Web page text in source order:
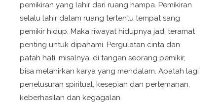
pemikiran yang lahir dari ruang hampa. Pemikiran
selalu lahir dalam ruang tertentu tempat sang
pemikir hidup. Maka riwayat hidupnya jadi teramat
penting untuk dipahami. Pergulatan cinta dan
patah hati, misalnya, di tangan seorang pemikir,
bisa melahirkan karya yang mendalam. Apatah lagi
penelusuran spiritual, kesepian dan pertemanan,
keberhasilan dan kegagalan.